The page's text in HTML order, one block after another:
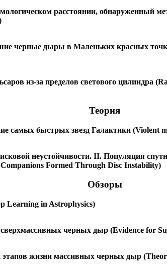
расстоянии, обнаруженный
черные дыры в Маленьких красных
из-за пределов светового цилиндра
Теория
самых быстрых звезд Галактики (Violent
неустойчивости. II. Популяция
Formed Through Disc Instability)
Обзоры
Learning in Astrophysics)
черных дыр (Evidence for
этапов жизни массивных черных дыр